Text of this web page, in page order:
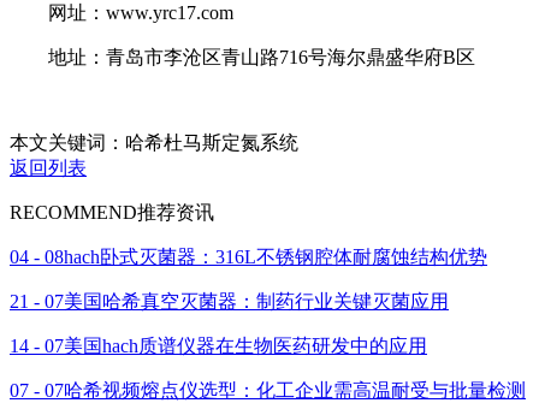
网址：www.yrc17.com
地址：青岛市李沧区青山路716号海尔鼎盛华府B区
本文关键词：哈希杜马斯定氮系统
返回列表
RECOMMEND推荐资讯
04 - 08hach卧式灭菌器：316L不锈钢腔体耐腐蚀结构优势
21 - 07美国哈希真空灭菌器：制药行业关键灭菌应用
14 - 07美国hach质谱仪器在生物医药研发中的应用
07 - 07哈希视频熔点仪选型：化工企业需高温耐受与批量检测